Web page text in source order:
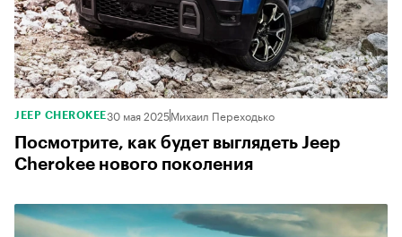
JEEP CHEROKEE30 мая 2025Михаил Переходько
Посмотрите, как будет выглядеть Jeep
Cherokee нового поколения